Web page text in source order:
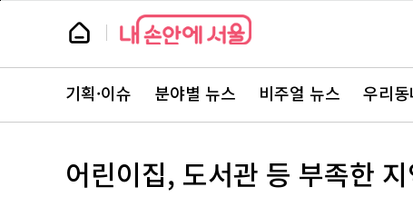
본
뉴
스
뉴
스
주
서
바
로
기획·이슈 분야별 뉴스 비주얼 뉴스 우리
어린이집, 도서관 등 부족한
페